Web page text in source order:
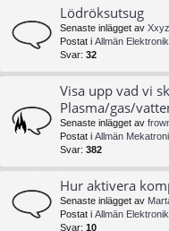
Lödröksutsug
Senaste inlägget av
Postat i Allmän Elektronik
Svar: 32
Visa upp vad vi
Plasma/gas/
Senaste inlägget av
Postat i Allmän
Svar: 382
Hur aktivera
Senaste inlägget av
Postat i Allmän Elektronik
Svar: 10